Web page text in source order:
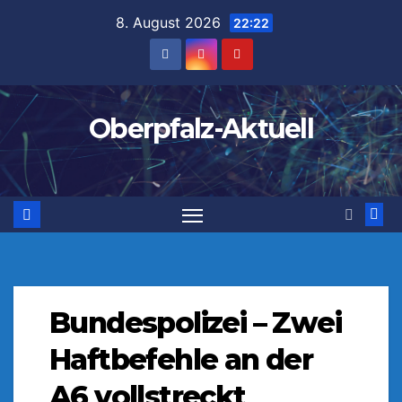
8. August 2026 22:22
Oberpfalz-Aktuell
Bundespolizei – Zwei
Haftbefehle an der